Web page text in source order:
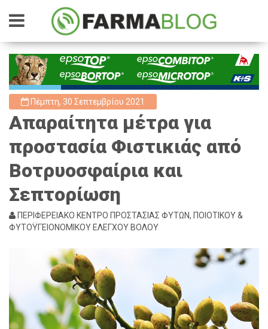
Πέμπτη, 30 Σεπτεμβρίου 2021
Απαραίτητα μέτρα για
προστασία Φιστικιάς από
Βοτρυοσφαίρια και
Σεπτορίωση
ΠΕΡΙΦΕΡΕΙΑΚΟ ΚΕΝΤΡΟ ΠΡΟΣΤΑΣΙΑΣ ΦΥΤΩΝ, ΠΟΙΟΤΙΚΟΥ &
ΦΥΤΟΫΓΕΙΟΝΟΜΙΚΟΥ ΕΛΕΓΧΟΥ ΒΟΛΟΥ